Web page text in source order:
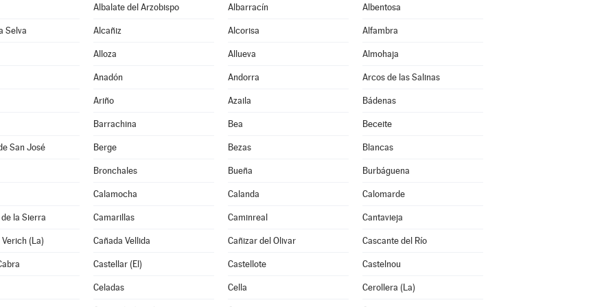
Albalate del Arzobispo Albarracín Albentosa
Selva Alcañiz Alcorisa Alfambra
Alloza Allueva Almohaja
Anadón Andorra Arcos de las Salinas
Ariño Azaila Bádenas
Barrachina Bea Beceite
San José Berge Bezas Blancas
Bronchales Bueña Burbáguena
Calamocha Calanda Calomarde
la Sierra Camarillas Caminreal Cantavieja
(La) Cañada Vellida Cañizar del Olivar Cascante del Río
Castellar (El) Castellote Castelnou
Celadas Cella Cerollera (La)